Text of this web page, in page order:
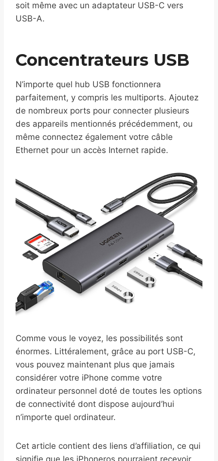
soit même avec un adaptateur USB-C vers
USB-A.
Concentrateurs USB
N’importe quel hub USB fonctionnera
parfaitement, y compris les multiports. Ajoutez
de nombreux ports pour connecter plusieurs
des appareils mentionnés précédemment, ou
même connectez également votre câble
Ethernet pour un accès Internet rapide.
Comme vous le voyez, les possibilités sont
énormes. Littéralement, grâce au port USB-C,
vous pouvez maintenant plus que jamais
considérer votre iPhone comme votre
ordinateur personnel doté de toutes les options
de connectivité dont dispose aujourd’hui
n’importe quel ordinateur.
Cet article contient des liens d’affiliation, ce qui
signifie que les iPhoneros pourraient recevoir